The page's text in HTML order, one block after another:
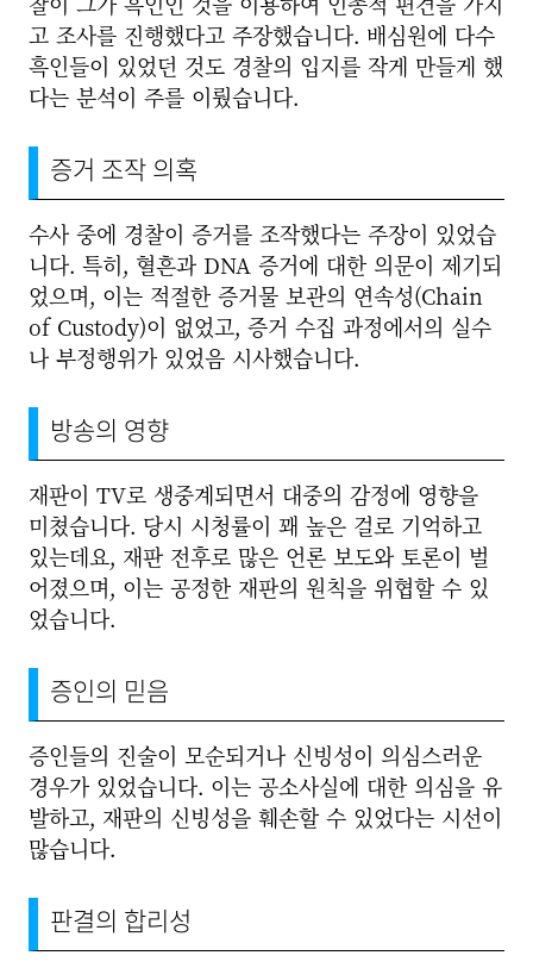
고 조사를 진행했다고 주장했습니다. 배심원에 다수
흑인들이 있었던 것도 경찰의 입지를 작게 만들게 했
다는 분석이 주를 이뤘습니다.
증거 조작 의혹
수사 중에 경찰이 증거를 조작했다는 주장이 있었습
니다. 특히, 혈흔과 DNA 증거에 대한 의문이 제기되
었으며, 이는 적절한 증거물 보관의 연속성(Chain
of Custody)이 없었고, 증거 수집 과정에서의 실수
나 부정행위가 있었음 시사했습니다.
방송의 영향
재판이 TV로 생중계되면서 대중의 감정에 영향을
미쳤습니다. 당시 시청률이 꽤 높은 걸로 기억하고
있는데요, 재판 전후로 많은 언론 보도와 토론이 벌
어졌으며, 이는 공정한 재판의 원칙을 위협할 수 있
었습니다.
증인의 믿음
증인들의 진술이 모순되거나 신빙성이 의심스러운
경우가 있었습니다. 이는 공소사실에 대한 의심을 유
발하고, 재판의 신빙성을 훼손할 수 있었다는 시선이
많습니다.
판결의 합리성